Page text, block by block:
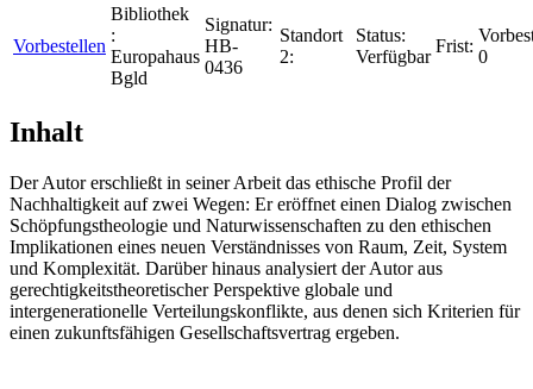
Vorbestellen
Bibliothek
:
Europahaus
Bgld
Signatur:
HB-
0436
Standort
2:
Status:
Verfügbar
Frist:
0
Inhalt
Der Autor erschließt in seiner Arbeit das ethische Profil der
Nachhaltigkeit auf zwei Wegen: Er eröffnet einen Dialog zwischen
Schöpfungstheologie und Naturwissenschaften zu den ethischen
Implikationen eines neuen Verständnisses von Raum, Zeit, System
und Komplexität. Darüber hinaus analysiert der Autor aus
gerechtigkeitstheoretischer Perspektive globale und
intergenerationelle Verteilungskonflikte, aus denen sich Kriterien für
einen zukunftsfähigen Gesellschaftsvertrag ergeben.